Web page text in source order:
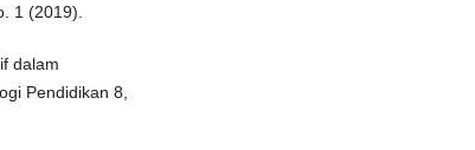
1 (2019).
dalam
Pendidikan 8,